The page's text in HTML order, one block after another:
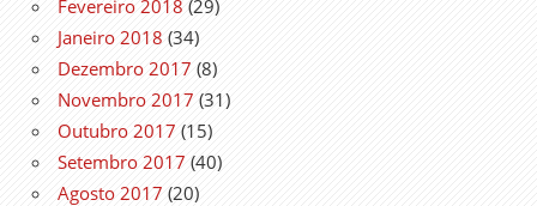
Fevereiro 2018 (29)
Janeiro 2018 (34)
Dezembro 2017 (8)
Novembro 2017 (31)
Outubro 2017 (15)
Setembro 2017 (40)
Agosto 2017 (20)